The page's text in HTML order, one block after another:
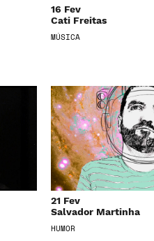
16 Fev
Cati Freitas
MÚSICA
21 Fev
Salvador Martinha
HUMOR